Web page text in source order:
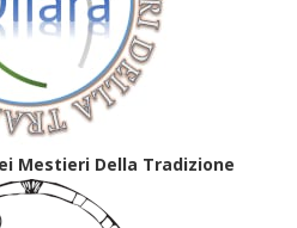
Mestieri Della Tradizione